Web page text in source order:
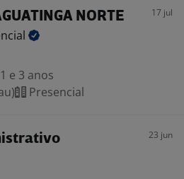
NORTE 17 jul
e 3 anos
Presencial
23 jun